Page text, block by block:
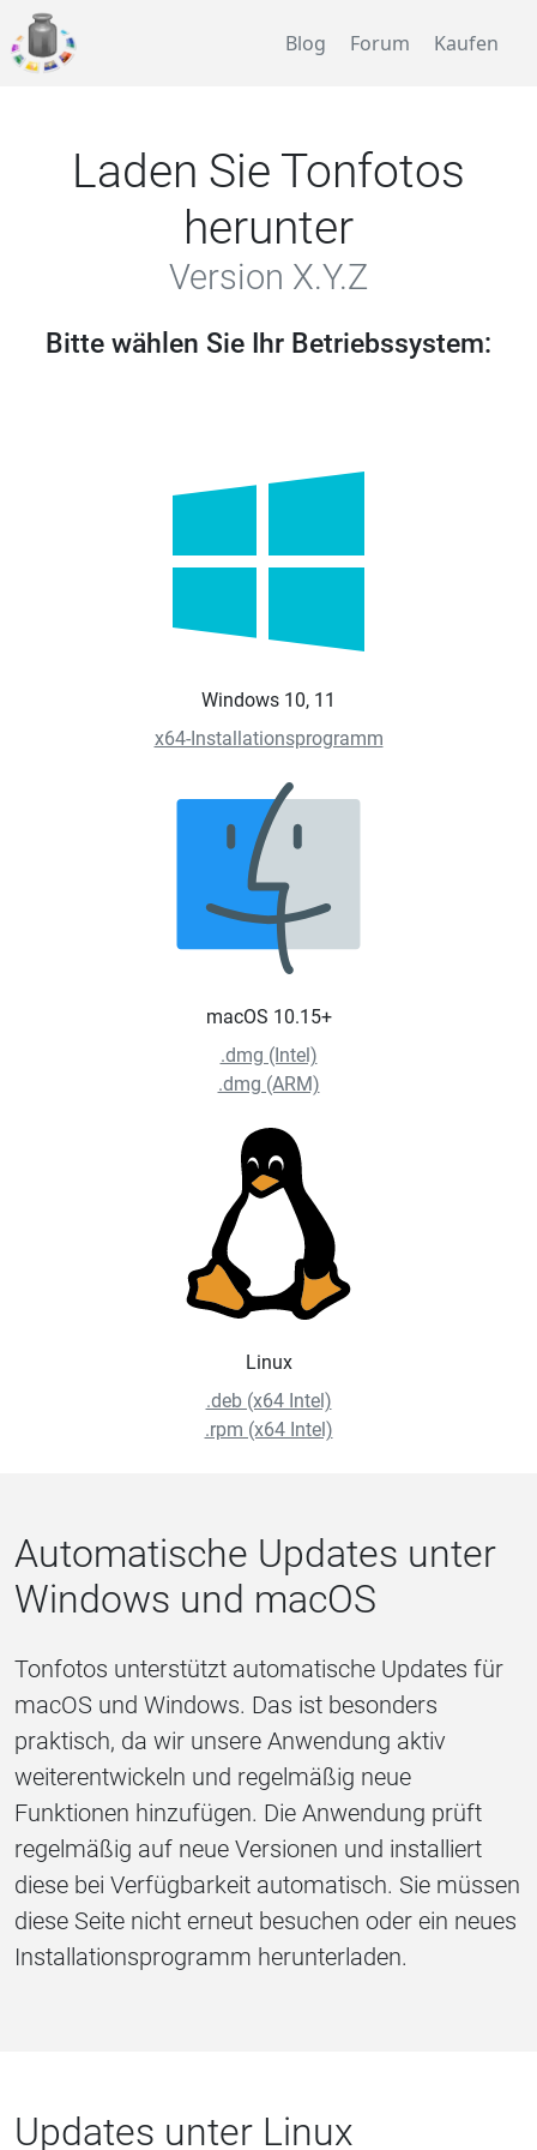
Blog Forum Kaufen
Laden Sie Tonfotos
herunter
Version X.Y.Z
Bitte wählen Sie Ihr Betriebssystem:
Windows 10, 11
x64-Installationsprogramm
macOS 10.15+
.dmg (Intel)
.dmg (ARM)
Linux
.deb (x64 Intel)
.rpm (x64 Intel)
Automatische Updates unter
Windows und macOS
Tonfotos unterstützt automatische Updates für
macOS und Windows. Das ist besonders
praktisch, da wir unsere Anwendung aktiv
weiterentwickeln und regelmäßig neue
Funktionen hinzufügen. Die Anwendung prüft
regelmäßig auf neue Versionen und installiert
diese bei Verfügbarkeit automatisch. Sie müssen
diese Seite nicht erneut besuchen oder ein neues
Installationsprogramm herunterladen.
Updates unter Linux